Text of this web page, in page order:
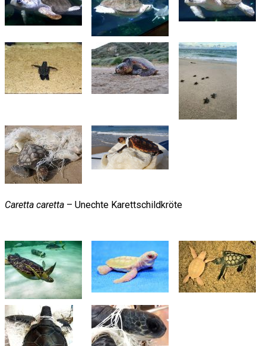
Caretta caretta – Unechte Karettschildkröte